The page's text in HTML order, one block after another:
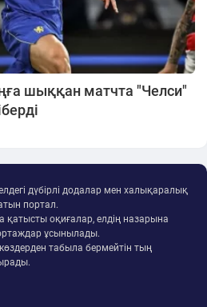
шыққан матчта "Челси"
дүбірлі додалар мен халықаралық
портал.
оқиғалар, елдің назарына
ұсынылады.
табыла бермейтін тың